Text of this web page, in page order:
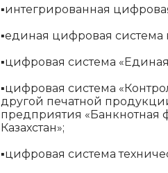
▪️интегрированная
▪️единая цифровая система
▪️цифровая система
▪️цифровая система
другой печатной
предприятия «Банкнотная
Казахстан»;
▪️цифровая система